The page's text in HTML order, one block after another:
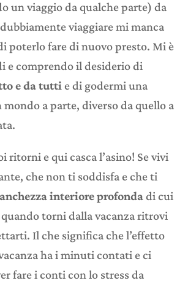
un viaggio da qualche parte) da
viaggiare mi manca
poterlo fare di nuovo presto. Mi è
e comprendo il desiderio di
e da tutti e di godermi una
a parte, diverso da quello a
ritorni e qui casca l’asino! Se vivi
che non ti soddisfa e che ti
interiore profondadi cui
torni dalla vacanza ritrovi
Il che significa che l’effetto
ha i minuti contati e ci
fare i conti con lo stress da